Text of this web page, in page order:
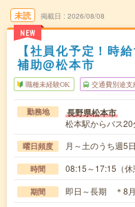
未読
NEW
掲載日 2026/08/08
【社員化予定！時
補助@松本市
職種未経験OK 交通費別途支
勤務地 長野県松本市
松本駅からバス20
曜日頻度 月～土のうち週5
時間 08:15～17:15（休
期間 即日～長期 ＊8月